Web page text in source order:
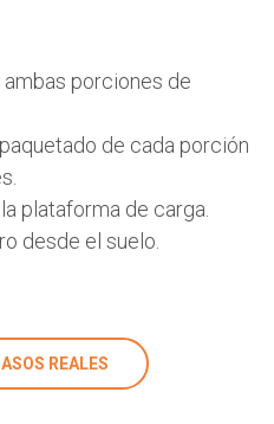
porciones de
de cada porción
plataforma de carga.
desde el suelo.
REALES